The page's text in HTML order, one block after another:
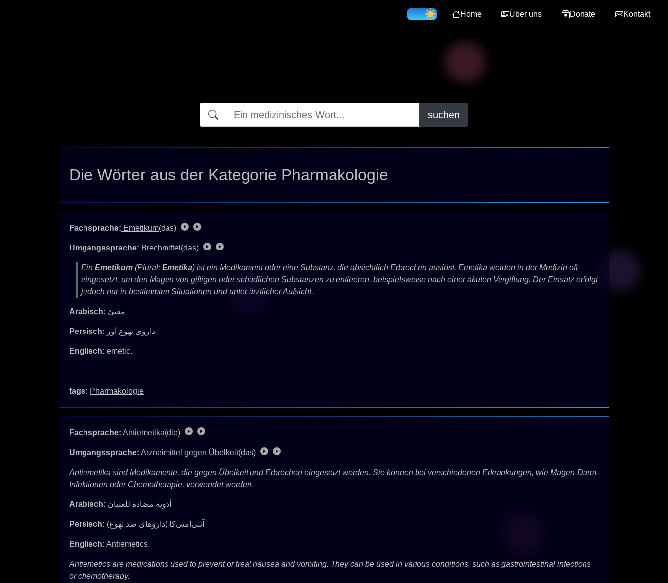
Home Über uns Donate Kontakt
suchen
Die Wörter aus der Kategorie Pharmakologie
Fachsprache: Emetikum(das)
Umgangssprache: Brechmittel(das)
EinEmetikum (Plural:Emetika) ist ein Medikament oder eine Substanz, die absichtlichErbrechen auslöst. Emetika werden in der Medizin oft
eingesetzt, um den Magen von giftigen oder schädlichen Substanzen zu entleeren, beispielsweise nach einer akuten Vergiftung. Der Einsatz erfolgt
jedoch nur in bestimmten Situationen und unter ärztlicher Aufsicht.
Arabisch: مقيئ
Persisch: داروی تهوع آور
Englisch: emetic.
tags: Pharmakologie
Fachsprache: Antiemetika(die)
Umgangssprache: Arzneimittel gegen Übelkeit(das)
Antiemetika sind Medikamente, die gegen ÜbelkeitundErbrechen eingesetzt werden. Sie können bei verschiedenen Erkrankungen, wie Magen-Darm-
Infektionen oder Chemotherapie, verwendet werden.
Arabisch: أدوية مضادة للغثيان
Persisch: آنتی‌امتی‌کا (داروهای ضد تهوع)
Englisch: Antiemetics.
Antiemetics are medications used to prevent or treat nausea and vomiting. They can be used in various conditions, such as gastrointestinal infections
or chemotherapy.